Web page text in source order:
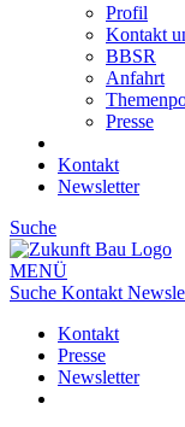
Profil
Kontakt
BBSR
Anfahrt
Presse
Kontakt
Newsletter
Suche
MENÜ
Suche Kontakt
Kontakt
Presse
Newsletter